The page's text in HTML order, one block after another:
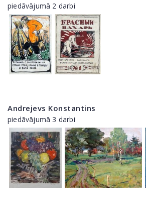
piedāvājumā 2 darbi
Andrejevs Konstantins
piedāvājumā 3 darbi